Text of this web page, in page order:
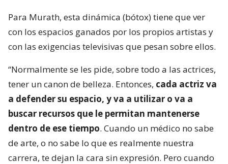
Para Murath, esta dinámica (bótox) tiene que ver
con los espacios ganados por los propios artistas y
con las exigencias televisivas que pesan sobre ellos.
“Normalmente se les pide, sobre todo a las actrices,
tener un canon de belleza. Entonces, cada actriz va
a defender su espacio, y va a utilizar o va a
buscar recursos que le permitan mantenerse
dentro de ese tiempo. Cuando un médico no sabe
de arte, o no sabe lo que es realmente nuestra
carrera, te dejan la cara sin expresión. Pero cuando